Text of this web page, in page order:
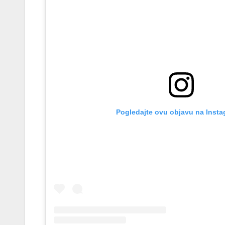
Pogledajte ovu objavu na